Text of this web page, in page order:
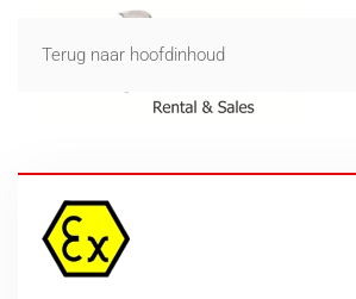
Terug naar hoofdinhoud